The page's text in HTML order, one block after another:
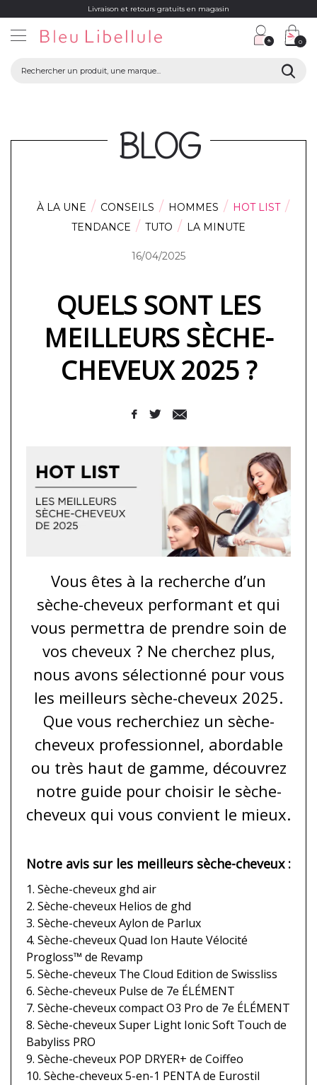
Livraison et retours gratuits en magasin
0
BLOG
À LA UNE CONSEILS HOMMES
HOT LIST
TENDANCE
TUTO LA MINUTE
16/04/2025
QUELS SONT LES
MEILLEURS SÈCHE-
CHEVEUX 2025 ?
Vous êtes à la recherche d’un
sèche-cheveux performant et qui
vous permettra de prendre soin de
vos cheveux ? Ne cherchez plus,
nous avons sélectionné pour vous
les meilleurs sèche-cheveux 2025.
Que vous recherchiez un sèche-
cheveux professionnel, abordable
ou très haut de gamme, découvrez
notre guide pour choisir le sèche-
cheveux qui vous convient le mieux.
Notre avis sur les meilleurs sèche-cheveux :
1. Sèche-cheveux ghd air
2. Sèche-cheveux Helios de ghd
3. Sèche-cheveux Aylon de Parlux
4. Sèche-cheveux Quad Ion Haute Vélocité
Progloss™ de Revamp
5. Sèche-cheveux The Cloud Edition de Swissliss
6. Sèche-cheveux Pulse de 7e ÉLÉMENT
7. Sèche-cheveux compact O3 Pro de 7e ÉLÉMENT
8. Sèche-cheveux Super Light Ionic Soft Touch de
Babyliss PRO
9. Sèche-cheveux POP DRYER+ de Coiffeo
10. Sèche-cheveux 5-en-1 PENTA de Eurostil